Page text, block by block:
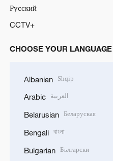
Русский
CCTV+
CHOOSE YOUR LANGUAGE
Albanian Shqip
Arabic العربية
Belarusian Беларуская
Bengali বাংলা
Bulgarian Български